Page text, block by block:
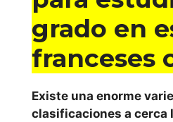
Autónoma
Barcelona
grado en
franceses
Existe una enorme
clasificaciones a cerca